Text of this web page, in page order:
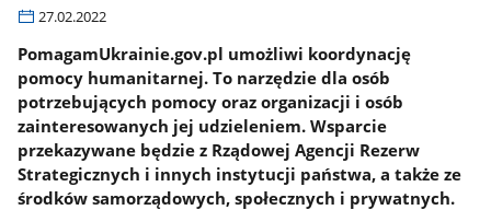
27.02.2022
PomagamUkrainie.gov.pl umożliwi koordynację
pomocy humanitarnej. To narzędzie dla osób
potrzebujących pomocy oraz organizacji i osób
zainteresowanych jej udzieleniem. Wsparcie
przekazywane będzie z Rządowej Agencji Rezerw
Strategicznych i innych instytucji państwa, a także ze
środków samorządowych, społecznych i prywatnych.